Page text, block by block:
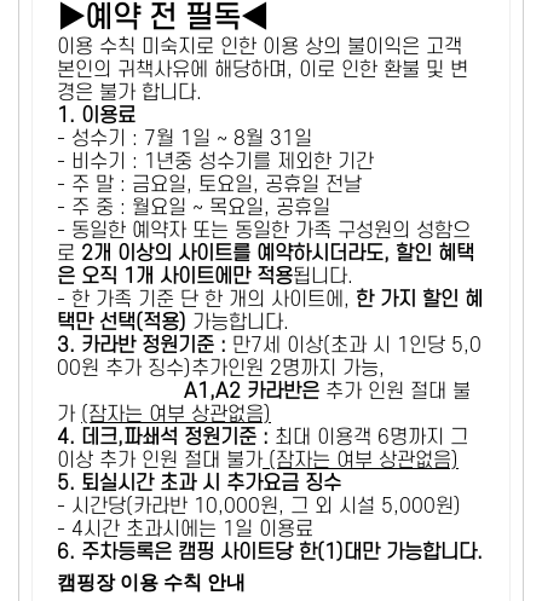
▶예약 전 필독◀
이용 수칙 미숙지로 인한 이용 상의 불이익은 고객
본인의 귀책사유에 해당하며, 이로 인한 환불 및 변
경은 불가 합니다.
1. 이용료
- 성수기 : 7월 1일 ~ 8월 31일
- 비수기 : 1년중 성수기를 제외한 기간
- 주 말 : 금요일, 토요일, 공휴일 전날
- 주 중 : 월요일 ~ 목요일, 공휴일
- 동일한 예약자 또는 동일한 가족 구성원의 성함으
로 2개 이상의 사이트를 예약하시더라도, 할인 혜택
은 오직 1개 사이트에만 적용됩니다.
- 한 가족 기준 단 한 개의 사이트에, 한 가지 할인 혜
택만 선택(적용) 가능합니다.
3. 카라반 정원기준 : 만7세 이상(초과 시 1인당 5,0
00원 추가 징수)추가인원 2명까지 가능,
A1,A2 카라반은 추가 인원 절대 불
가 (잠자는 여부 상관없음)
4. 데크,파쇄석 정원기준 : ​최대 이용객 6명까지 그
이상 추가 인원 절대 불가 (잠자는 여부 상관없음)
5. 퇴실시간 초과 시 추가요금 징수
- 시간당(카라반 10,000원, 그 외 시설 5,000원)
- 4시간 초과시에는 1일 이용료
6. 주차등록은 캠핑 사이트당 한(1)대만 가능합니다.
캠핑장 이용 수칙 안내